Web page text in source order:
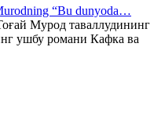
“Bu dunyoda…
Мурод таваллудининг
ушбу романи Кафка ва